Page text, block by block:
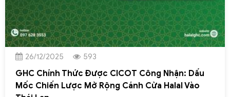
26/12/2025 593
GHC Chính Thức Được CICOT Công Nhận: Dấu
Mốc Chiến Lược Mở Rộng Cánh Cửa Halal Vào